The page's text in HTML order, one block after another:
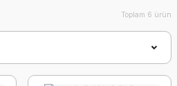
Toplam 6 ürün